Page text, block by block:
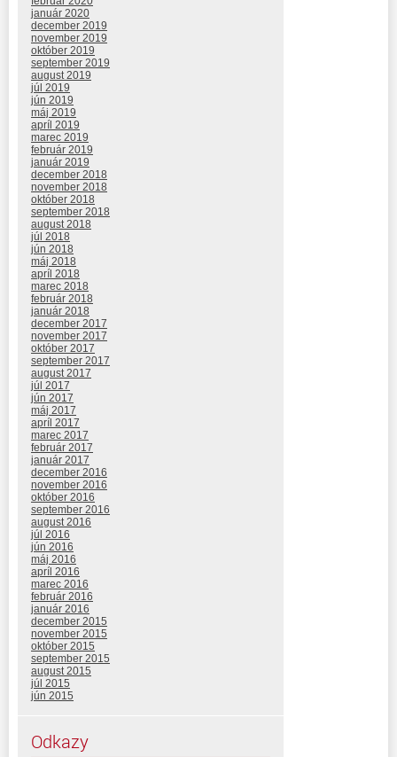
január 2020
december 2019
november 2019
október 2019
september 2019
august 2019
júl 2019
jún 2019
máj 2019
apríl 2019
marec 2019
február 2019
január 2019
december 2018
november 2018
október 2018
september 2018
august 2018
júl 2018
jún 2018
máj 2018
apríl 2018
marec 2018
február 2018
január 2018
december 2017
november 2017
október 2017
september 2017
august 2017
júl 2017
jún 2017
máj 2017
apríl 2017
marec 2017
február 2017
január 2017
december 2016
november 2016
október 2016
september 2016
august 2016
júl 2016
jún 2016
máj 2016
apríl 2016
marec 2016
február 2016
január 2016
december 2015
november 2015
október 2015
september 2015
august 2015
júl 2015
jún 2015
Odkazy